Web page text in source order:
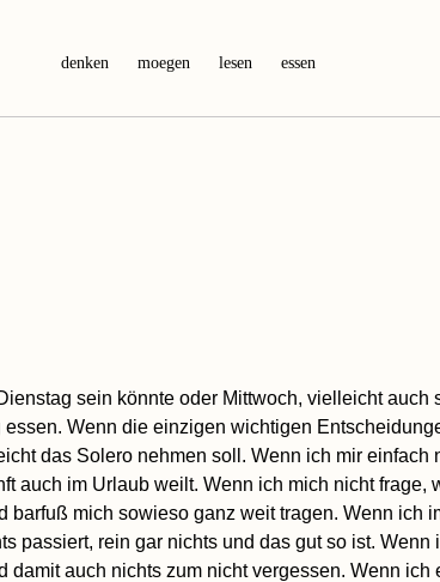
denken moegen lesen essen
sein könnte oder Mittwoch, vielleicht
Wenn die einzigen wichtigen
das Solero nehmen soll. Wenn ich mir
auch im Urlaub weilt. Wenn ich mich nicht
mich sowieso ganz weit tragen. Wenn ich
passiert, rein gar nichts und das gut so ist.
auch nichts zum nicht vergessen. Wenn